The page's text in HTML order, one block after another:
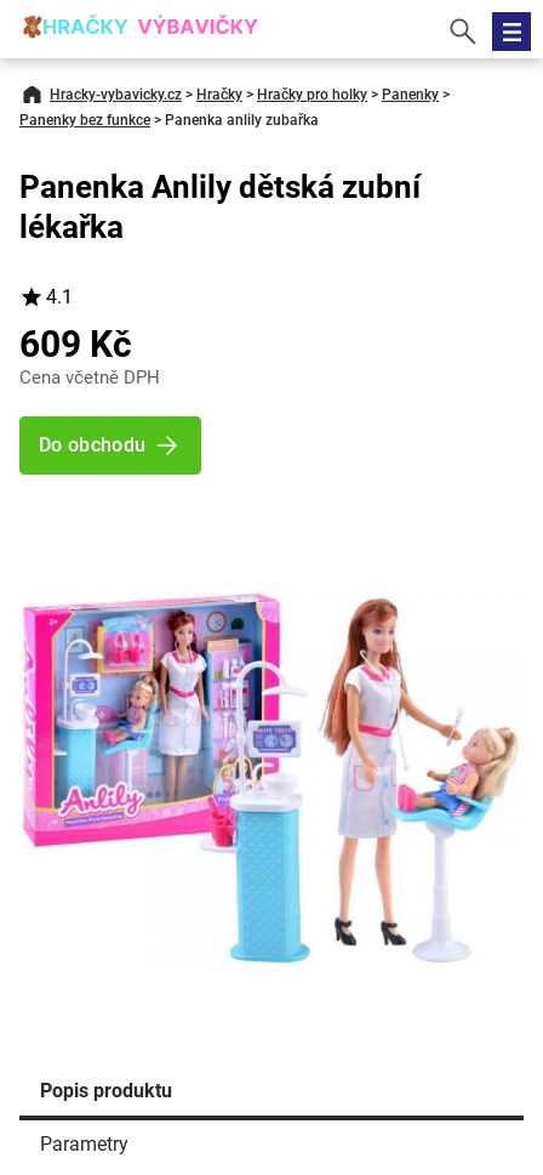
Hracky-vybavicky.cz > Hračky > Hračky pro holky > Panenky >
Panenky bez funkce > Panenka anlily zubařka
Popis produktu
Parametry
Panenka Anlily dětská zubní
lékařka
4.1
609 Kč
Cena včetně DPH
Do obchodu